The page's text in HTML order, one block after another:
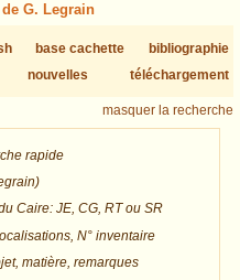
G. Legrain
base cachette
bibliographie
nouvelles téléchargement
masquer la recherche
rapide
Caire: JE, CG, RT ou SR
N° inventaire
matière, remarques